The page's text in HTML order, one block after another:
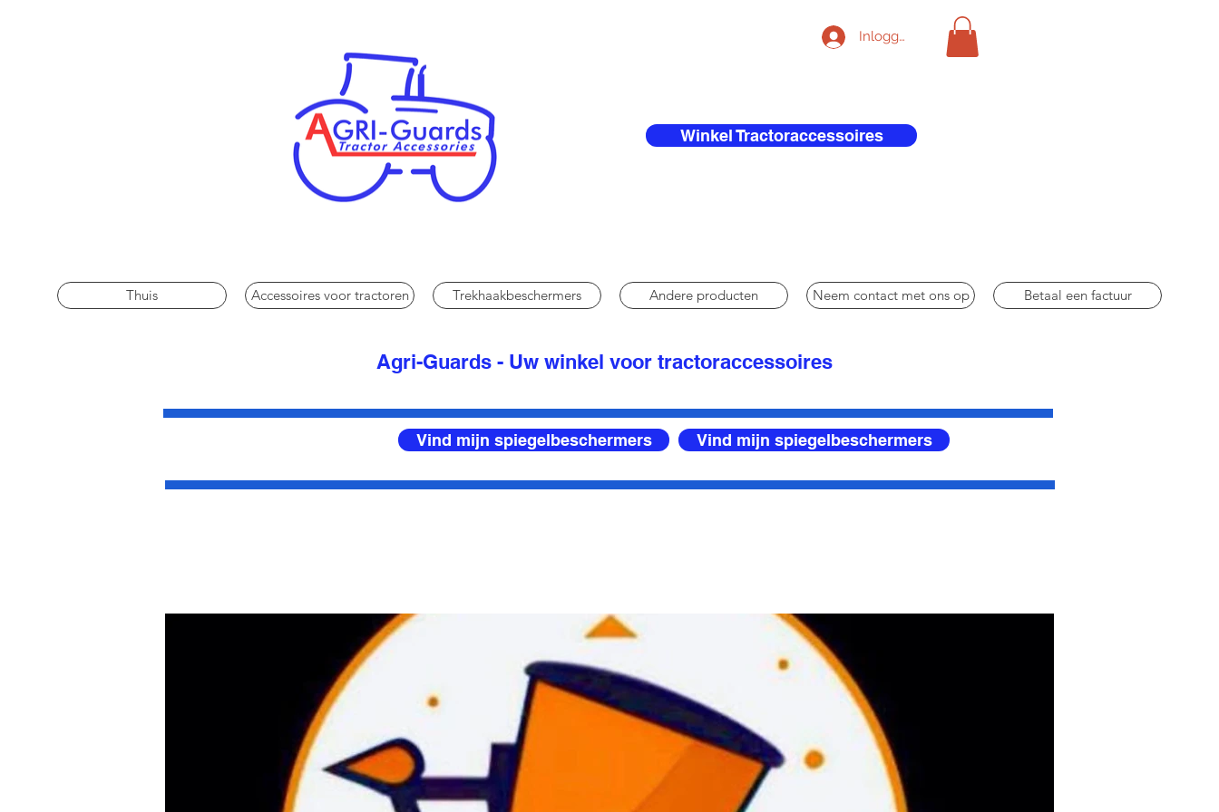
Inloggen
Winkel Tractoraccessoires
Thuis Accessoires voor tractoren Trekhaakbeschermers Andere producten Neem contact met ons op Betaal een factuur
Agri-Guards - Uw winkel voor tractoraccessoires
Vind mijn spiegelbeschermers Vind mijn spiegelbeschermers